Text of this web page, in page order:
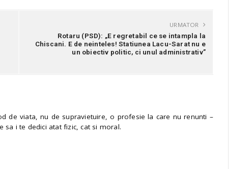
URMATOR
Rotaru (PSD): „E regretabil ce se intampla la
Chiscani. E de neinteles! Statiunea Lacu-Sarat nu e
un obiectiv politic, ci unul administrativ”
de viata, nu de supravietuire, o profesie la care nu renunti –
sa i te dedici atat fizic, cat si moral.